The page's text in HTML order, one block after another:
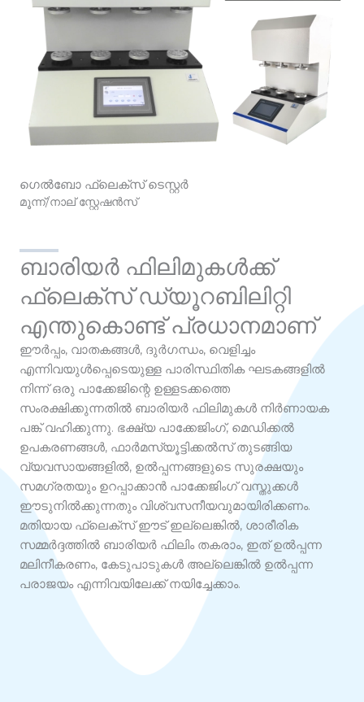
ഗെൽബോ ഫ്ലെക്സ് ടെസ്റ്റർ
മൂന്ന്/നാല് സ്റ്റേഷൻസ്
ബാരിയർ ഫിലിമുകൾക്ക്
ഫ്ലെക്സ് ഡ്യൂറബിലിറ്റി
എന്തുകൊണ്ട് പ്രധാനമാണ്
ഈർപ്പം, വാതകങ്ങൾ, ദുർഗന്ധം, വെളിച്ചം
എന്നിവയുൾപ്പെടെയുള്ള പാരിസ്ഥിതിക ഘടകങ്ങളിൽ
നിന്ന് ഒരു പാക്കേജിന്റെ ഉള്ളടക്കത്തെ
സംരക്ഷിക്കുന്നതിൽ ബാരിയർ ഫിലിമുകൾ നിർണായക
പങ്ക് വഹിക്കുന്നു. ഭക്ഷ്യ പാക്കേജിംഗ്, മെഡിക്കൽ
ഉപകരണങ്ങൾ, ഫാർമസ്യൂട്ടിക്കൽസ് തുടങ്ങിയ
വ്യവസായങ്ങളിൽ, ഉൽപ്പന്നങ്ങളുടെ സുരക്ഷയും
സമഗ്രതയും ഉറപ്പാക്കാൻ പാക്കേജിംഗ് വസ്തുക്കൾ
ഈടുനിൽക്കുന്നതും വിശ്വസനീയവുമായിരിക്കണം.
മതിയായ ഫ്ലെക്സ് ഈട് ഇല്ലെങ്കിൽ, ശാരീരിക
സമ്മർദ്ദത്തിൽ ബാരിയർ ഫിലിം തകരാം, ഇത് ഉൽപ്പന്ന
മലിനീകരണം, കേടുപാടുകൾ അല്ലെങ്കിൽ ഉൽപ്പന്ന
പരാജയം എന്നിവയിലേക്ക് നയിച്ചേക്കാം.